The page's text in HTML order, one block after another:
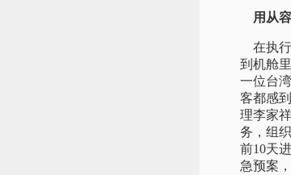
用从容
在执行
到机舱
一位台
客都感
理李家
务，组
前10天
急预案